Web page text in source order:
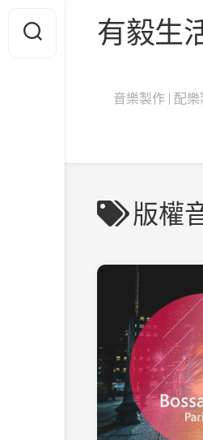
content
有毅生
音樂製作 | 配
版權